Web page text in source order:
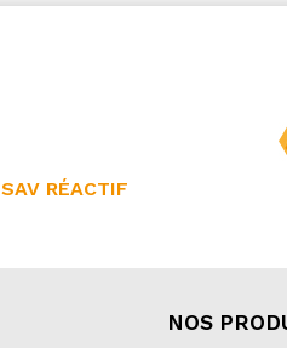
SAV RÉACTIF
NOS